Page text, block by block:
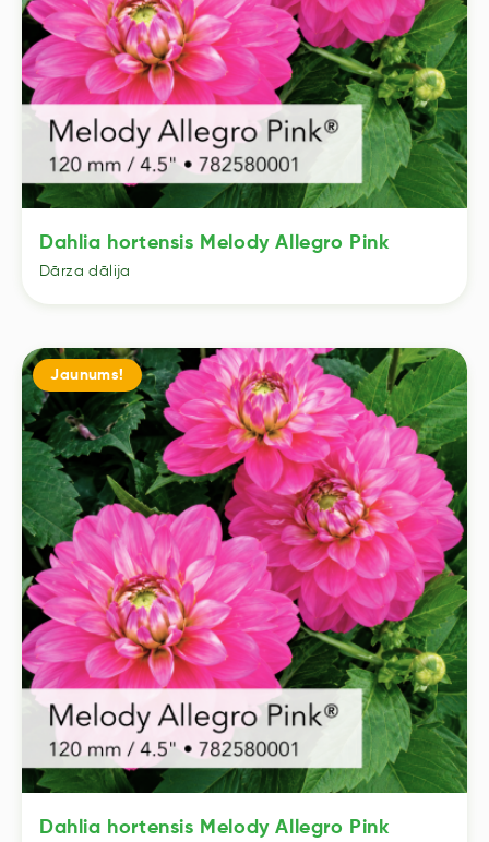
Dahlia hortensis Melody Allegro Pink
Dārza dālija
Dahlia hortensis Melody Allegro Pink